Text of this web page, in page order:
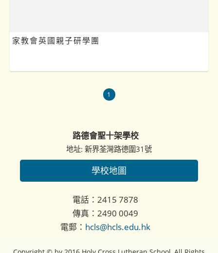
家教會英國親子研學團
1
路德會聖十架學校
地址: 新界荃灣路德圍31號
學校地圖
電話：2415 7878
傳真：2490 0049
電郵： hcls@hcls.edu.hk